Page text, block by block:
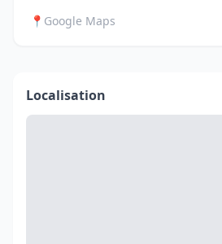
📍 Google Maps
Localisation